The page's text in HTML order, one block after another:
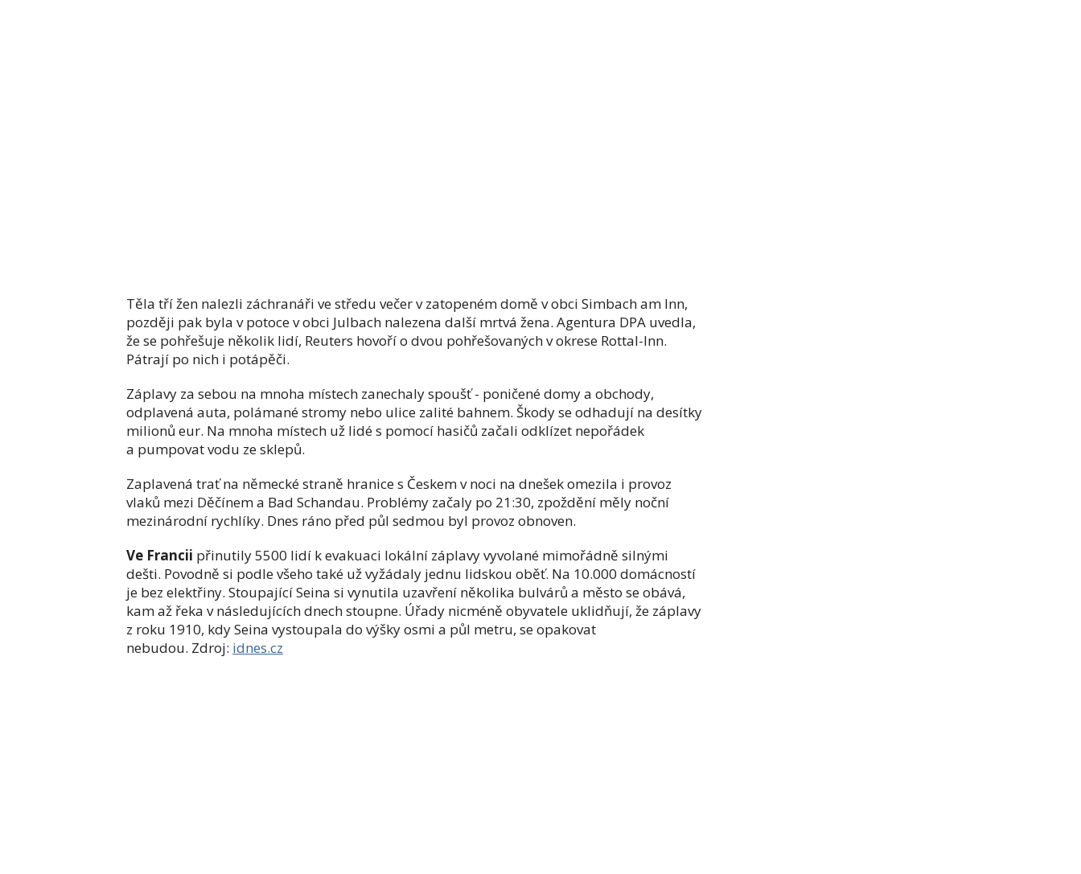
Těla tří žen nalezli záchranáři ve středu večer v zatopeném domě v obci Simbach am Inn,
později pak byla v potoce v obci Julbach nalezena další mrtvá žena. Agentura DPA uvedla,
že se pohřešuje několik lidí, Reuters hovoří o dvou pohřešovaných v okrese Rottal-Inn.
Pátrají po nich i potápěči.
Záplavy za sebou na mnoha místech zanechaly spoušť - poničené domy a obchody,
odplavená auta, polámané stromy nebo ulice zalité bahnem. Škody se odhadují na desítky
milionů eur. Na mnoha místech už lidé s pomocí hasičů začali odklízet nepořádek
a pumpovat vodu ze sklepů.
Zaplavená trať na německé straně hranice s Českem v noci na dnešek omezila i provoz
vlaků mezi Děčínem a Bad Schandau. Problémy začaly po 21:30, zpoždění měly noční
mezinárodní rychlíky. Dnes ráno před půl sedmou byl provoz obnoven.
Ve Francii přinutily 5500 lidí k evakuaci lokální záplavy vyvolané mimořádně silnými
dešti. Povodně si podle všeho také už vyžádaly jednu lidskou oběť. Na 10.000 domácností
je bez elektřiny. Stoupající Seina si vynutila uzavření několika bulvárů a město se obává,
kam až řeka v následujících dnech stoupne. Úřady nicméně obyvatele uklidňují, že záplavy
z roku 1910, kdy Seina vystoupala do výšky osmi a půl metru, se opakovat
nebudou. Zdroj: idnes.cz